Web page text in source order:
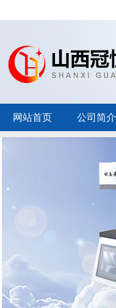
网站首页 公司简介